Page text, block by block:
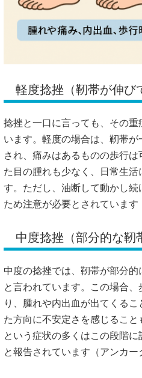
軽度捻挫（靭帯が伸び
捻挫と一口に言っても、その
います。軽度の場合は、靭帯
され、痛みはあるものの歩行
た目の腫れも少なく、日常生活
す。ただし、油断して動かし
ため注意が必要とされています
中度捻挫（部分的な靭
中度の捻挫では、靭帯が部分
と言われています。この場合
り、腫れや内出血が出てくる
た方向に不安定さを感じること
という症状の多くはこの段階
と報告されています（アンカー